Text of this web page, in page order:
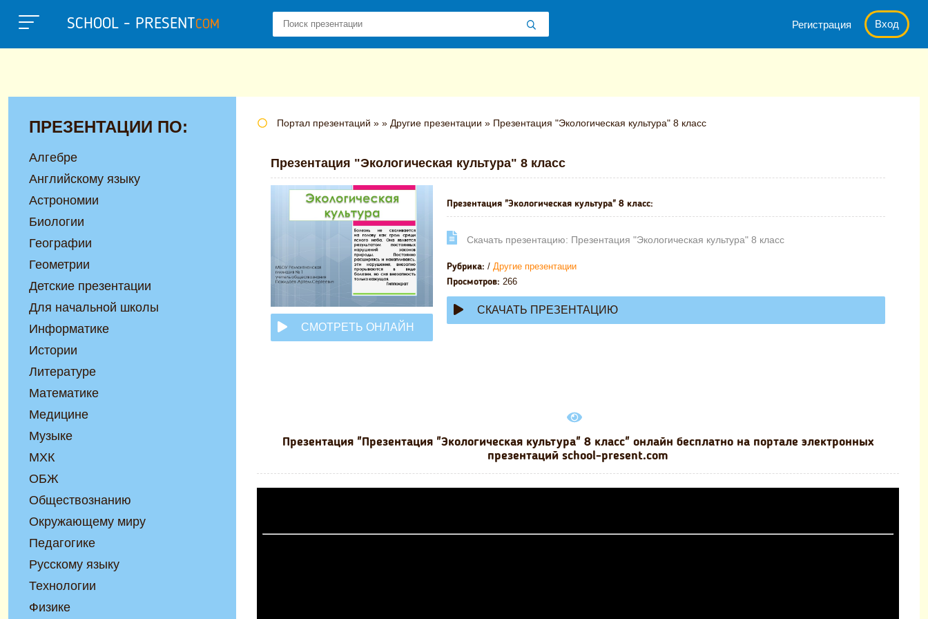
SCHOOL - PRESENTCOM Регистрация Вход
Портал презентаций » » Другие презентации » Презентация "Экологическая культура" 8 класс
Презентация "Экологическая культура" 8 класс
СМОТРЕТЬ ОНЛАЙН
Презентация "Экологическая культура" 8 класс:
Cкачать презентацию: Презентация "Экологическая культура" 8 класс
Рубрика: / Другие презентации
Просмотров: 266
СКАЧАТЬ ПРЕЗЕНТАЦИЮ
Презентация "Презентация "Экологическая культура" 8 класс" онлайн бесплатно на портале электронных
презентаций school-present.com
ПРЕЗЕНТАЦИИ ПО:
Алгебре
Английскому языку
Астрономии
Биологии
Географии
Геометрии
Детские презентации
Для начальной школы
Информатике
Истории
Литературе
Математике
Медицине
Музыке
МХК
ОБЖ
Обществознанию
Окружающему миру
Педагогике
Русскому языку
Технологии
Физике